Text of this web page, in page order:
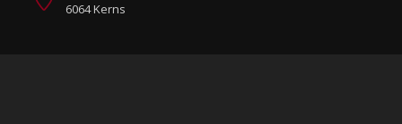
6064 Kerns